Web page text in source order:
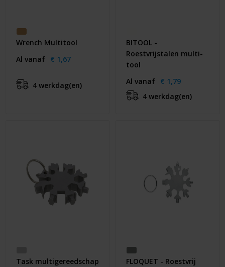
Wrench Multitool
Al vanaf € 1,67
4 werkdag(en)
BITOOL -
Roestvrijstalen multi-
tool
Al vanaf € 1,79
4 werkdag(en)
Task multigereedschap
FLOQUET - Roestvrij